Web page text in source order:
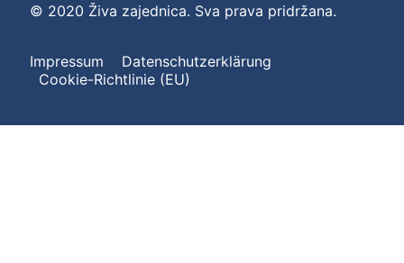
© 2020 Živa zajednica. Sva prava pridržana.
Impressum
Datenschutzerklärung
Cookie-Richtlinie (EU)